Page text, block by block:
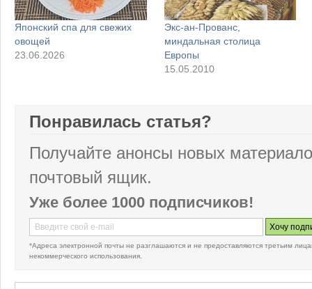
Японский спа для свежих
овощей
23.06.2026
Экс-ан-Прованс,
миндальная столица
Европы
15.05.2010
Понравилась статья?
Получайте анонсы новых
почтовый ящик.
Уже более 1000 подписчиков!
*Адреса электронной почты не разглашаются и не предоставляются третьим
некоммерческого использования.